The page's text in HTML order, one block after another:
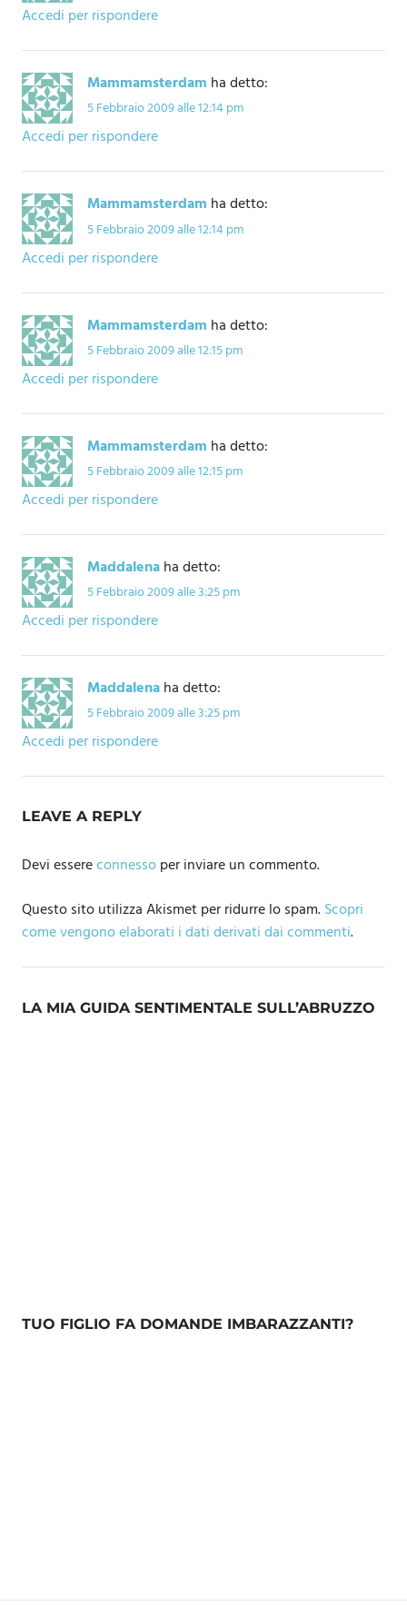
Accedi per rispondere
Mammamsterdam ha detto:
5 Febbraio 2009 alle 12:14 pm
Accedi per rispondere
Mammamsterdam ha detto:
5 Febbraio 2009 alle 12:14 pm
Accedi per rispondere
Mammamsterdam ha detto:
5 Febbraio 2009 alle 12:15 pm
Accedi per rispondere
Mammamsterdam ha detto:
5 Febbraio 2009 alle 12:15 pm
Accedi per rispondere
Maddalenaha detto:
5 Febbraio 2009 alle 3:25 pm
Accedi per rispondere
Maddalenaha detto:
5 Febbraio 2009 alle 3:25 pm
Accedi per rispondere
LEAVE A REPLY
Devi essereconnessoper inviare un commento.
Questo sito utilizza Akismet per ridurre lo spam.Scopri
come vengono elaborati i dati derivati dai commenti.
LA MIA GUIDA SENTIMENTALE SULL’ABRUZZO
TUO FIGLIO FA DOMANDE IMBARAZZANTI?